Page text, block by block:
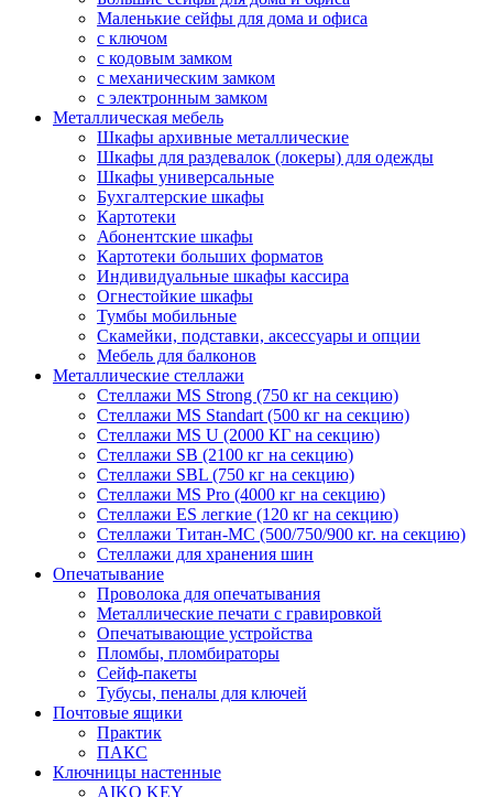
Маленькие сейфы для дома и офиса
с ключом
с кодовым замком
с механическим замком
с электронным замком
Металлическая мебель
Шкафы архивные металлические
Шкафы для раздевалок (локеры) для одежды
Шкафы универсальные
Бухгалтерские шкафы
Картотеки
Абонентские шкафы
Картотеки больших форматов
Индивидуальные шкафы кассира
Огнестойкие шкафы
Тумбы мобильные
Скамейки, подставки, аксессуары и опции
Мебель для балконов
Металлические стеллажи
Стеллажи MS Strong (750 кг на секцию)
Стеллажи MS Standart (500 кг на секцию)
Стеллажи MS U (2000 КГ на секцию)
Стеллажи SB (2100 кг на секцию)
Стеллажи SBL (750 кг на секцию)
Стеллажи MS Pro (4000 кг на секцию)
Стеллажи ES легкие (120 кг на секцию)
Стеллажи Титан-МС (500/750/900 кг. на секцию)
Стеллажи для хранения шин
Опечатывание
Проволока для опечатывания
Металлические печати с гравировкой
Опечатывающие устройства
Пломбы, пломбираторы
Сейф-пакеты
Тубусы, пеналы для ключей
Почтовые ящики
Практик
ПАКС
Ключницы настенные
AIKO KEY